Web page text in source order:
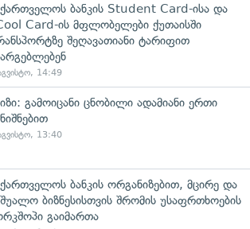
ბანკის Student Card-ისა და
Card-ის მფლობელები ქუთაისში
შეღავათიანი ტარიფით
14:49
გამოიცანი ცნობილი ადამიანი ერთი
13:40
ბანკის ორგანიზებით, მცირე და
ბიზნესისთვის შრომის უსაფრთხოების
გაიმართა